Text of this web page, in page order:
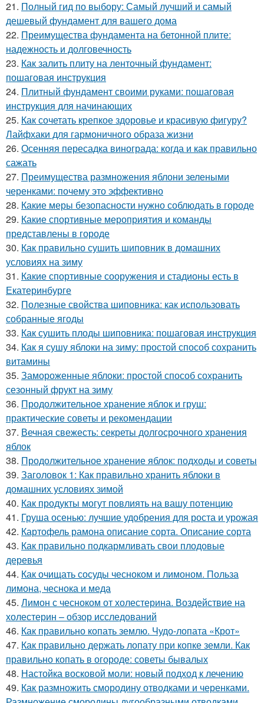
21. Полный гид по выбору: Самый лучший и самый
дешевый фундамент для вашего дома
22. Преимущества фундамента на бетонной плите:
надежность и долговечность
23. Как залить плиту на ленточный фундамент:
пошаговая инструкция
24. Плитный фундамент своими руками: пошаговая
инструкция для начинающих
25. Как сочетать крепкое здоровье и красивую фигуру?
Лайфхаки для гармоничного образа жизни
26. Осенняя пересадка винограда: когда и как правильно
сажать
27. Преимущества размножения яблони зелеными
черенками: почему это эффективно
28. Какие меры безопасности нужно соблюдать в городе
29. Какие спортивные мероприятия и команды
представлены в городе
30. Как правильно сушить шиповник в домашних
условиях на зиму
31. Какие спортивные сооружения и стадионы есть в
Екатеринбурге
32. Полезные свойства шиповника: как использовать
собранные ягоды
33. Как сушить плоды шиповника: пошаговая инструкция
34. Как я сушу яблоки на зиму: простой способ сохранить
витамины
35. Замороженные яблоки: простой способ сохранить
сезонный фрукт на зиму
36. Продолжительное хранение яблок и груш:
практические советы и рекомендации
37. Вечная свежесть: секреты долгосрочного хранения
яблок
38. Продолжительное хранение яблок: подходы и советы
39. Заголовок 1: Как правильно хранить яблоки в
домашних условиях зимой
40. Как продукты могут повлиять на вашу потенцию
41. Груша осенью: лучшие удобрения для роста и урожая
42. Картофель рамона описание сорта. Описание сорта
43. Как правильно подкармливать свои плодовые
деревья
44. Как очищать сосуды чесноком и лимоном. Польза
лимона, чеснока и меда
45. Лимон с чесноком от холестерина. Воздействие на
холестерин – обзор исследований
46. Как правильно копать землю. Чудо-лопата «Крот»
47. Как правильно держать лопату при копке земли. Как
правильно копать в огороде: советы бывалых
48. Настойка восковой моли: новый подход к лечению
49. Как размножить смородину отводками и черенками.